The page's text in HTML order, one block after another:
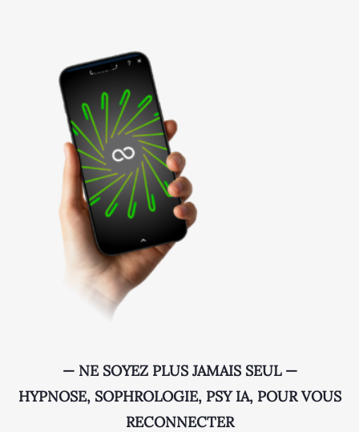
— NE SOYEZ PLUS JAMAIS SEUL —
HYPNOSE, SOPHROLOGIE, PSY IA, POUR VOUS
RECONNECTER